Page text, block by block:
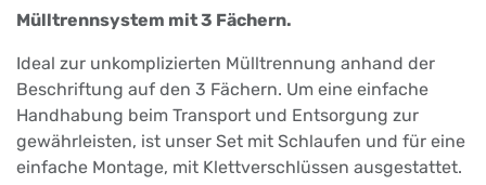
Mülltrennsystem mit 3 Fächern.
Ideal zur unkomplizierten Mülltrennung anhand der
Beschriftung auf den 3 Fächern. Um eine einfache
Handhabung beim Transport und Entsorgung zur
gewährleisten, ist unser Set mit Schlaufen und für eine
einfache Montage, mit Klettverschlüssen ausgestattet.